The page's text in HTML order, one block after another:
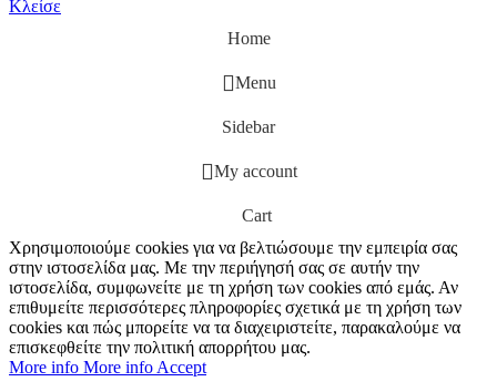
Κλείσε
Home
Menu
Sidebar
My account
Cart
Χρησιμοποιούμε cookies για να βελτιώσουμε την εμπειρία σας
στην ιστοσελίδα μας. Με την περιήγησή σας σε αυτήν την
ιστοσελίδα, συμφωνείτε με τη χρήση των cookies από εμάς. Αν
επιθυμείτε περισσότερες πληροφορίες σχετικά με τη χρήση των
cookies και πώς μπορείτε να τα διαχειριστείτε, παρακαλούμε να
επισκεφθείτε την πολιτική απορρήτου μας.
More info More info Accept